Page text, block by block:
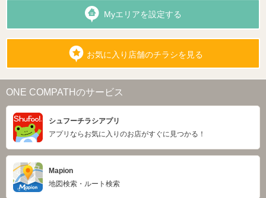
Myエリアを設定する
お気に入り店舗のチラシを見る
ONE COMPATHのサービス
シュフーチラシアプリ
アプリならお気に入りのお店がすぐに見つかる！
Mapion
地図検索・ルート検索